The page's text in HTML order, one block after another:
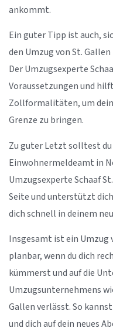
ankommt.
Ein guter Tipp ist auch,
den Umzug von St.
Der Umzugsexperte
Voraussetzungen und
Zollformalitäten, um
Grenze zu bringen.
Zu guter Letzt solltest du
Einwohnermeldeamt in
Umzugsexperte Schaaf
Seite und unterstützt
dich schnell in deinem
Insgesamt ist ein Umzug
planbar, wenn du dich
kümmerst und auf die
Umzugsunternehmens
Gallen verlässt. So
und dich auf dein neues